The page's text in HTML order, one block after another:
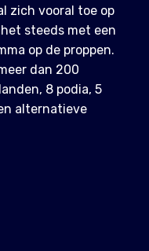
zich vooral toe op
steeds met een
op de proppen.
dan 200
8 podia, 5
alternatieve